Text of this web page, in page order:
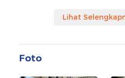
Lihat
Foto